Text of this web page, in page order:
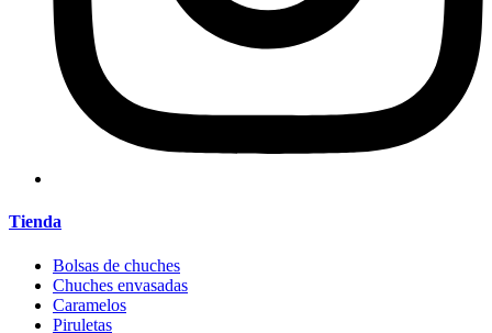
Tienda
Bolsas de chuches
Chuches envasadas
Caramelos
Piruletas